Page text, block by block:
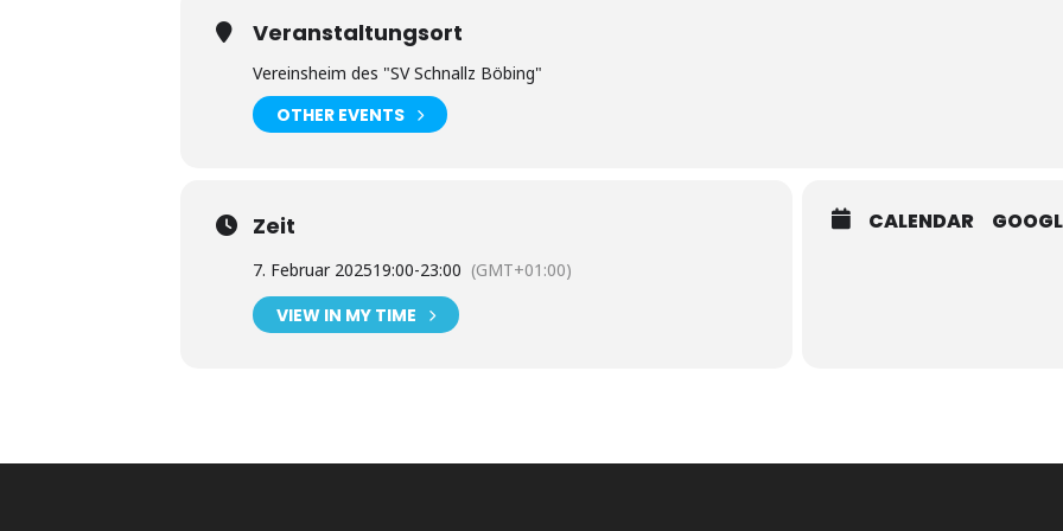
Veranstaltungsort
Vereinsheim des "SV Schnallz Böbing"
OTHER EVENTS
Zeit
7. Februar 202519:00-23:00 (GMT+01:00)
VIEW IN MY TIME
CALENDAR